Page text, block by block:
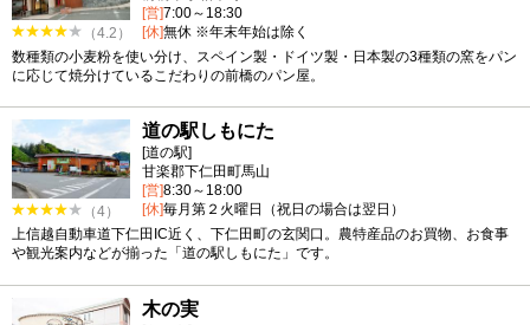
（4.2）
[営]7:00～18:30
[休]無休 ※年末年始は除く
数種類の小麦粉を使い分け、スペイン製・ドイツ製・日本製の3種類の窯をパン
に応じて焼分けているこだわりの前橋のパン屋。
（4）
道の駅しもにた
[道の駅]
甘楽郡下仁田町馬山
[営]8:30～18:00
[休]毎月第２火曜日（祝日の場合は翌日）
上信越自動車道下仁田IC近く、下仁田町の玄関口。農特産品のお買物、お食事
や観光案内などが揃った「道の駅しもにた」です。
木の実